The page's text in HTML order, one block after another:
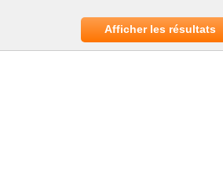
Afficher les résultats